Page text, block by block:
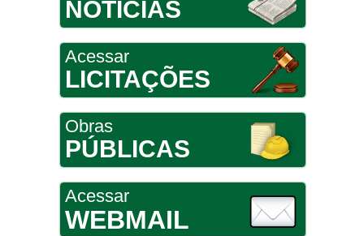
NOTÍCIAS
Acessar
LICITAÇÕES
Obras
PÚBLICAS
Acessar
WEBMAIL